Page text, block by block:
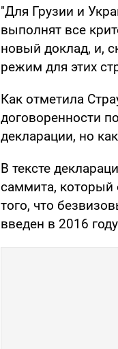
"Для Грузии и
выполнят все
новый доклад, и,
режим для этих
Как отметила
договоренности
декларации, но
В тексте
саммита, который
того, что
введен в 2016